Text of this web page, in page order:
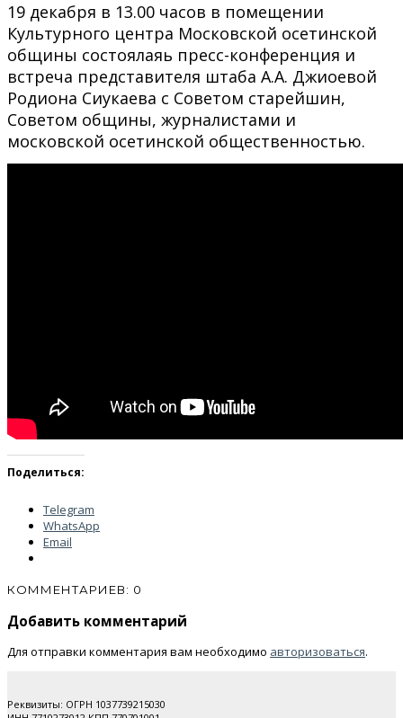
19 декабря в 13.00 часов в помещении
Культурного центра Московской осетинской
общины состоялаяь пресс-конференция и
встреча представителя штаба А.А. Джиоевой
Родиона Сиукаева с Советом старейшин,
Советом общины, журналистами и
московской осетинской общественностью.
Поделиться:
Telegram
WhatsApp
Email
КОММЕНТАРИЕВ: 0
Добавить комментарий
Для отправки комментария вам необходимо авторизоваться.
Реквизиты: ОГРН 1037739215030